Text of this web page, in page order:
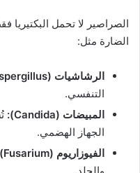
الصراصير لا تحمل
الضارة مثل:
الرشاشيات (Aspergillus):
التنفسي.
المبيضات (Candida):
الجهاز الهضمي.
الفيوزاريوم (Fusarium):